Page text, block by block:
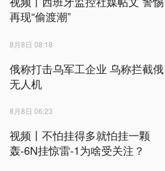
再现“偷渡潮”
8月8日 08:18
俄称打击乌军工企业 乌称拦截俄
无人机
8月8日 06:23
视频丨不怕挂得多就怕挂一颗
轰-6N挂惊雷-1为啥受关注？